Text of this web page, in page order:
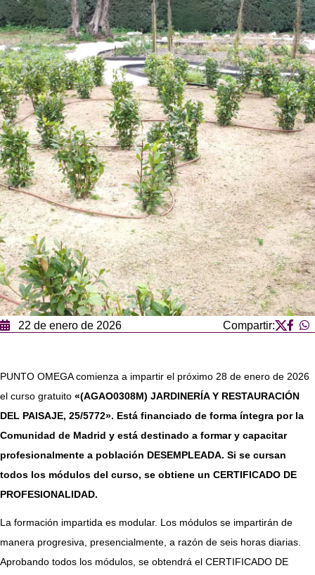
22 de enero de 2026 Compartir:
PUNTO OMEGA comienza a impartir el próximo 28 de enero de 2026
el curso gratuito «(AGAO0308M) JARDINERÍA Y RESTAURACIÓN
DEL PAISAJE, 25/5772». Está financiado de forma íntegra por la
Comunidad de Madrid y está destinado a formar y capacitar
profesionalmente a población DESEMPLEADA. Si se cursan
todos los módulos del curso, se obtiene un CERTIFICADO DE
PROFESIONALIDAD.
La formación impartida es modular. Los módulos se impartirán de
manera progresiva, presencialmente, a razón de seis horas diarias.
Aprobando todos los módulos, se obtendrá el CERTIFICADO DE